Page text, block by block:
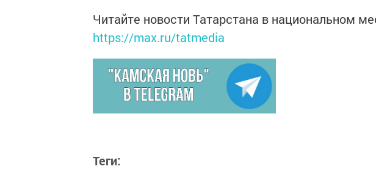
Читайте новости Татарстана в национальном
https://max.ru/tatmedia
Теги: